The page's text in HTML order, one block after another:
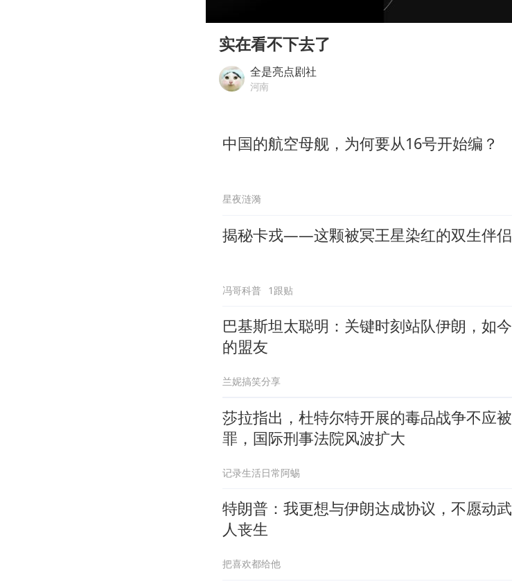
上海一酒店房间爬满床虱 住客反
杨某某拒服兵役 不得录用为公务员
实在看不下去了
全是亮点剧社
河南
中国的航空母舰，为何要从16号开始编？
星夜涟漪
揭秘卡戎——这颗被冥王星染红的双生伴侣
冯哥科普 1跟贴
巴基斯坦太聪明：关键时刻站队伊朗，如
的盟友
兰妮搞笑分享
莎拉指出，杜特尔特开展的毒品战争不应
罪，国际刑事法院风波扩大
记录生活日常阿蜴
特朗普：我更想与伊朗达成协议，不愿动
人丧生
把喜欢都给他